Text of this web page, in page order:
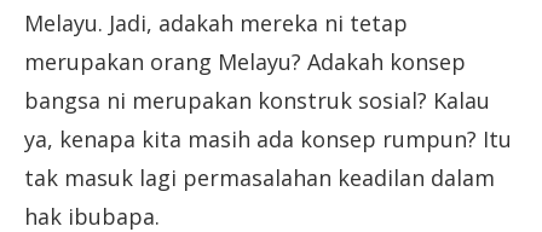
Melayu. Jadi, adakah mereka ni tetap
merupakan orang Melayu? Adakah konsep
bangsa ni merupakan konstruk sosial? Kalau
ya, kenapa kita masih ada konsep rumpun? Itu
tak masuk lagi permasalahan keadilan dalam
hak ibubapa.